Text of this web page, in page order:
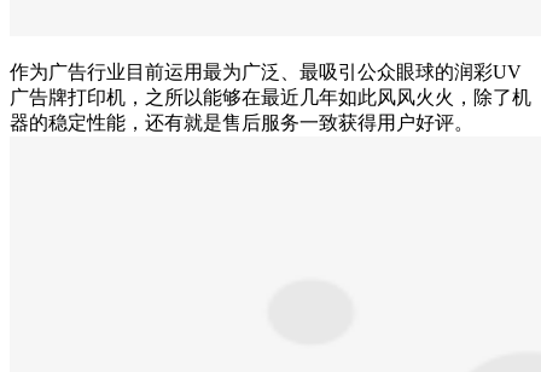
作为广告行业目前运用最为广泛、最吸引公众眼球的润彩UV
广告牌打印机，之所以能够在最近几年如此风风火火，除了机
器的稳定性能，还有就是售后服务一致获得用户好评。